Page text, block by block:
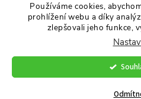
Používáme cookies,
prohlížení webu a díky
zlepšovali jeho funkce,
Novinky
Vytvořil
FITexpert.cz.